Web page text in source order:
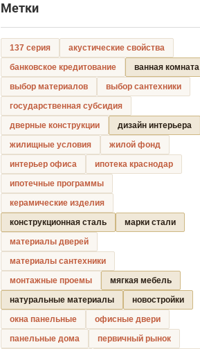
Метки
137 серия
акустические свойства
банковское кредитование
ванная комната
выбор материалов
выбор сантехники
государственная субсидия
дверные конструкции
дизайн интерьера
жилищные условия
жилой фонд
интерьер офиса
ипотека краснодар
ипотечные программы
керамические изделия
конструкционная сталь
марки стали
материалы дверей
материалы сантехники
монтажные проемы
мягкая мебель
натуральные материалы
новостройки
окна панельные
офисные двери
панельные дома
первичный рынок